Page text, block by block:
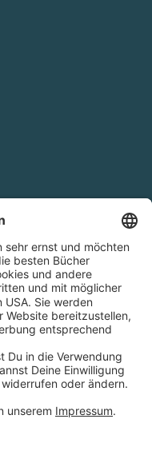
innerhalb
Deutschlands